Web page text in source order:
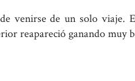
venirse de un solo viaje.
reapareció ganando muy